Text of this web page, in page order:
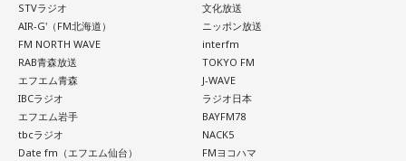
STVラジオ
AIR-G'（FM北海道）
FM NORTH WAVE
RAB青森放送
エフエム青森
IBCラジオ
エフエム岩手
tbcラジオ
Date fm（エフエム仙台）
文化放送
ニッポン放送
interfm
TOKYO FM
J-WAVE
ラジオ日本
BAYFM78
NACK5
FMヨコハマ